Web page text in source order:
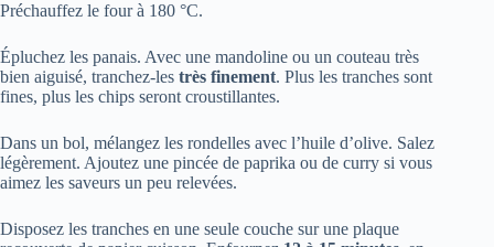
Préchauffez le four à 180 °C.
Épluchez les panais. Avec une mandoline ou un couteau très
bien aiguisé, tranchez-les très finement. Plus les tranches sont
fines, plus les chips seront croustillantes.
Dans un bol, mélangez les rondelles avec l’huile d’olive. Salez
légèrement. Ajoutez une pincée de paprika ou de curry si vous
aimez les saveurs un peu relevées.
Disposez les tranches en une seule couche sur une plaque